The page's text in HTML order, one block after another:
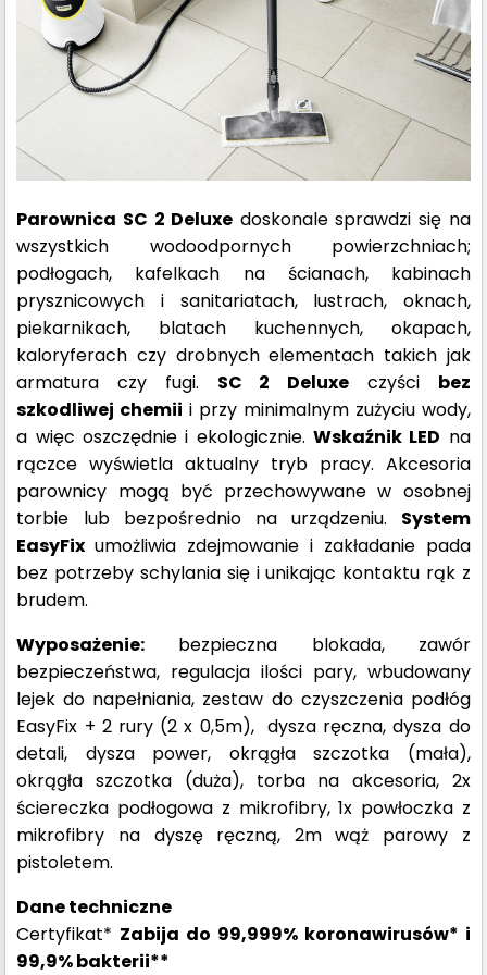
Parownica SC 2 Deluxe doskonale sprawdzi się na
wszystkich wodoodpornych powierzchniach;
podłogach, kafelkach na ścianach, kabinach
prysznicowych i sanitariatach, lustrach, oknach,
piekarnikach, blatach kuchennych, okapach,
kaloryferach czy drobnych elementach takich jak
armatura czy fugi. SC 2 Deluxe czyści bez
szkodliwej chemii i przy minimalnym zużyciu wody,
a więc oszczędnie i ekologicznie. Wskaźnik LED na
rączce wyświetla aktualny tryb pracy. Akcesoria
parownicy mogą być przechowywane w osobnej
torbie lub bezpośrednio na urządzeniu. System
EasyFix umożliwia zdejmowanie i zakładanie pada
bez potrzeby schylania się i unikając kontaktu rąk z
brudem.
Wyposażenie: bezpieczna blokada, zawór
bezpieczeństwa, regulacja ilości pary, wbudowany
lejek do napełniania, zestaw do czyszczenia podłóg
EasyFix + 2 rury (2 x 0,5m), dysza ręczna, dysza do
detali, dysza power, okrągła szczotka (mała),
okrągła szczotka (duża), torba na akcesoria, 2x
ściereczka podłogowa z mikrofibry, 1x powłoczka z
mikrofibry na dyszę ręczną, 2m wąż parowy z
pistoletem.
Dane techniczne
Certyfikat* Zabija do 99,999% koronawirusów* i
99,9% bakterii**